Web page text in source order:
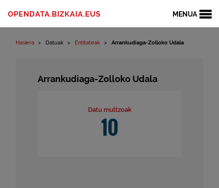
MENUA
OPENDATA.BIZKAIA.EUS
Hasiera Datuak Entitateak Arrankudiaga-Zolloko Udala
Arrankudiaga-Zolloko Udala
Datu multzoak
10